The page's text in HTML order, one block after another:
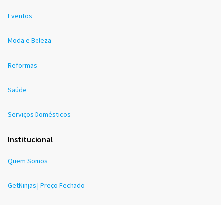
Eventos
Moda e Beleza
Reformas
Saúde
Serviços Domésticos
Institucional
Quem Somos
GetNinjas | Preço Fechado